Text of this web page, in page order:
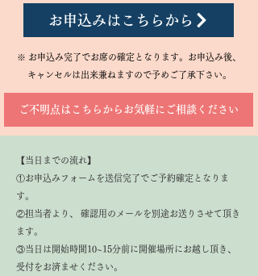
お申込みはこちらから
※ お申込み完了でお席の確定となります。お申込み後、
キャンセルは出来兼ねますので予めご了承下さい。
ご不明点はこちらからお気軽にご相談ください
​【当日までの流れ】
①お申込みフォームを送信完了でご予約確定となりま
す。
②担当者より、 確認用のメールを別途お送りさせて頂き
ます。
③当日は開始時間10~15分前に開催場所にお越し頂き、
受付をお済ませください。